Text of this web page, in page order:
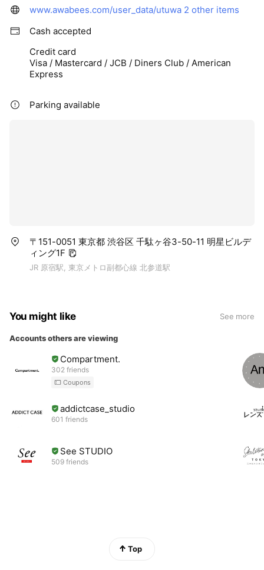
www.awabees.com/user_data/utuwa 2 other items
Cash accepted
Credit card
Visa / Mastercard / JCB / Diners Club / American
Express
Parking available
〒151-0051 東京都 渋谷区 千駄ヶ谷3-50-11 明星ビルデ
ィング1F
JR 原宿駅, 東京メトロ副都心線 北参道駅
You might like See more
Accounts others are viewing
Compartment.
302 friends
Coupons
addictcase_studio
601 friends
See STUDIO
509 friends
Top